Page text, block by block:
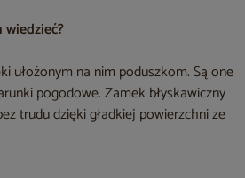
ułożonym na nim poduszkom. Są one
pogodowe. Zamek błyskawiczny
trudu dzięki gładkiej powierzchni ze